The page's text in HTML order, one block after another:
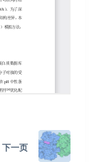
下一页